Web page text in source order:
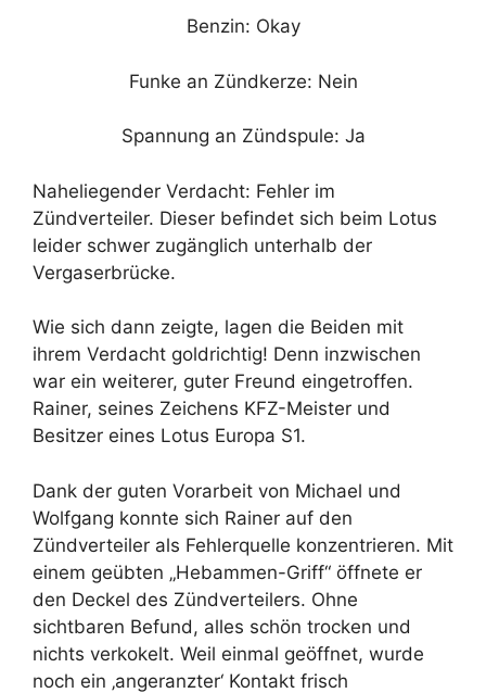
Benzin: Okay
Funke an Zündkerze: Nein
Spannung an Zündspule: Ja
Naheliegender Verdacht: Fehler im
Zündverteiler. Dieser befindet sich beim Lotus
leider schwer zugänglich unterhalb der
Vergaserbrücke.
Wie sich dann zeigte, lagen die Beiden mit
ihrem Verdacht goldrichtig! Denn inzwischen
war ein weiterer, guter Freund eingetroffen.
Rainer, seines Zeichens KFZ-Meister und
Besitzer eines Lotus Europa S1.
Dank der guten Vorarbeit von Michael und
Wolfgang konnte sich Rainer auf den
Zündverteiler als Fehlerquelle konzentrieren. Mit
einem geübten „Hebammen-Griff“ öffnete er
den Deckel des Zündverteilers. Ohne
sichtbaren Befund, alles schön trocken und
nichts verkokelt. Weil einmal geöffnet, wurde
noch ein ‚angeranzter‘ Kontakt frisch